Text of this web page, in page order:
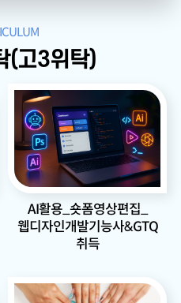
(고3위탁)
AI활용_숏폼영상편집_
웹디자인개발기능사&GTQ
취득